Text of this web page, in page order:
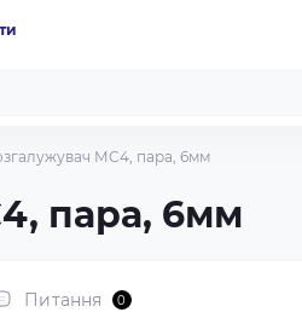
МС4, пара, 6мм
пара, 6мм
Питання 0